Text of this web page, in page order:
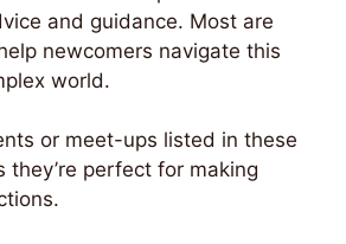
and guidance. Most are
newcomers navigate this
world.
or meet-ups listed in these
they’re perfect for making